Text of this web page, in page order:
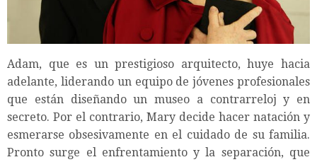
Adam, que es un prestigioso arquitecto, huye hacia
adelante, liderando un equipo de jóvenes profesionales
que están diseñando un museo a contrarreloj y en
secreto. Por el contrario, Mary decide hacer natación y
esmerarse obsesivamente en el cuidado de su familia.
Pronto surge el enfrentamiento y la separación, que